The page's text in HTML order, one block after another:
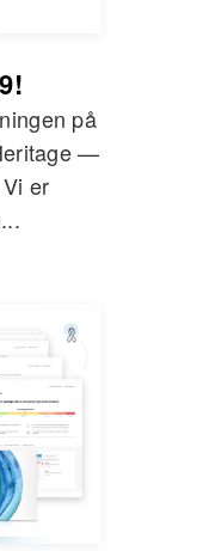
på
—
er